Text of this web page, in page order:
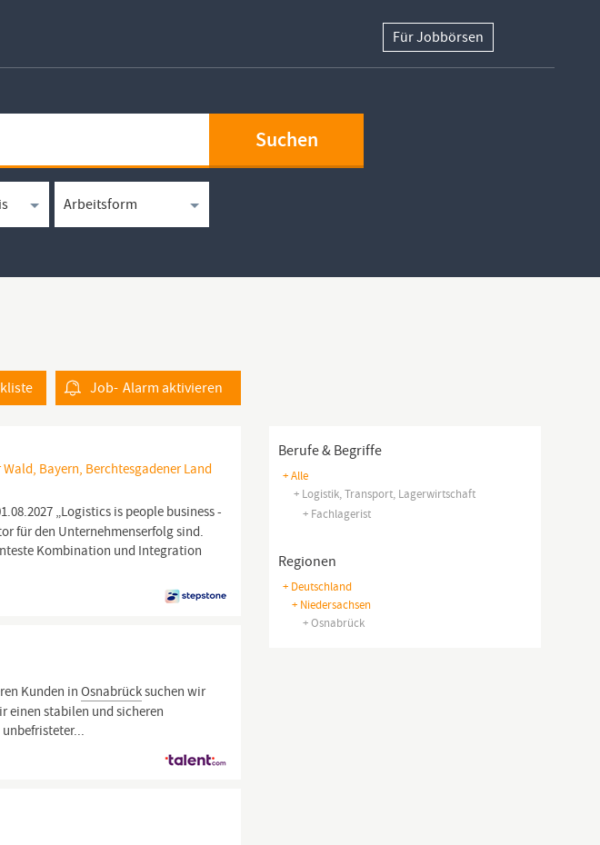
Für Jobbörsen
Berufe & Begriffe
+ Alle
+ Logistik, Transport, Lagerwirtschaft
+ Fachlagerist
Regionen
+ Deutschland
+ Niedersachsen
+ Osnabrück
Job- Alarmaktivieren
Bayern, Berchtesgadener Land
„Logistics is people business -
für den Unternehmenserfolg sind.
Kombination und Integration
Kunden inOsnabrücksuchen wir
einen stabilen und sicheren